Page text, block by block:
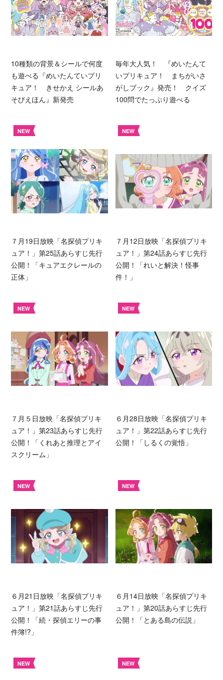
10種類の背景＆シールで何度
も遊べる『めいたんていプリ
キュア！ きせかえ シールあ
そびえほん』新発売
毎年大人気！ 『めいたんて
いプリキュア！ まちがいさ
がしブック』発売！ クイズ
100問でたっぷり遊べる
NEW
７月19日放映「名探偵プリキ
ュア！」第25話あらすじ先行
公開！「キュアエクレールの
正体」
NEW
７月12日放映「名探偵プリキ
ュア！」第24話あらすじ先行
公開！「れいと解決！怪事
件！」
NEW
７月５日放映「名探偵プリキ
ュア！」第23話あらすじ先行
公開！「くれあと推理とアイ
スクリーム」
NEW
６月28日放映「名探偵プリキ
ュア！」第22話あらすじ先行
公開！「しるくの覚悟」
NEW
６月21日放映「名探偵プリキ
ュア！」第21話あらすじ先行
公開！「続・探偵エリーの事
件簿!?」
NEW
６月14日放映「名探偵プリキ
ュア！」第20話あらすじ先行
公開！「とある島の伝説」
NEW NEW